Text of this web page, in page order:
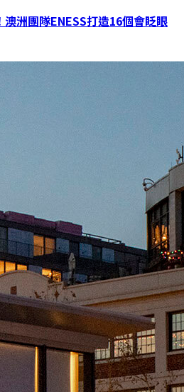
洲團隊ENESS打造16個會眨眼